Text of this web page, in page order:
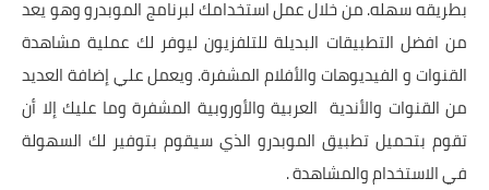
بطريقه سهله. من خلال عمل استخدامك لبرنامج الموبدرو وهو يعد
من افضل التطبيقات البديلة للتلفزيون ليوفر لك عملية مشاهدة
القنوات و الفيديوهات والأفلام المشفرة. ويعمل علي إضافة العديد
من القنوات والأندية العربية والأوروبية المشفرة وما عليك إلا أن
تقوم بتحميل تطبيق الموبدرو الذي سيقوم بتوفير لك السهولة
في الاستخدام والمشاهدة .